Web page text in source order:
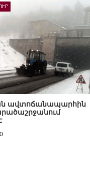
ավտոճանապարհին